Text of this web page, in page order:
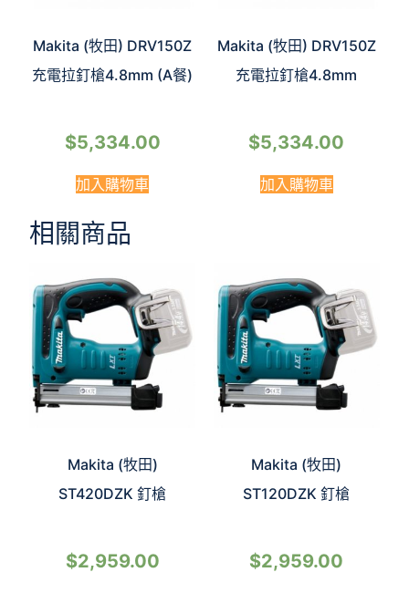
Makita (牧田) DRV150Z
充電拉釘槍4.8mm (A餐)
$5,334.00
加入購物車
Makita (牧田) DRV150Z
充電拉釘槍4.8mm
$5,334.00
加入購物車
相關商品
Makita (牧田)
ST420DZK 釘槍
$2,959.00
Makita (牧田)
ST120DZK 釘槍
$2,959.00